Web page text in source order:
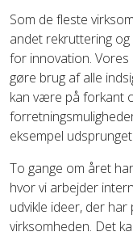
Som de fleste
andet rekruttering
for innovation.
gøre brug af alle
kan være på forkant
eksempel
To gange om året
hvor vi arbejder
udvikle ideer, der
virksomheden. Det